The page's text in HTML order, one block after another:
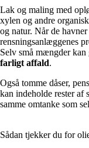
Lak og maling med
xylen og andre
og natur. Når de
rensningsanlæggenes
Selv små mængder kan
farligt affald.
Også tomme dåser,
kan indeholde rester af
samme omtanke som
Sådan tjekker du for